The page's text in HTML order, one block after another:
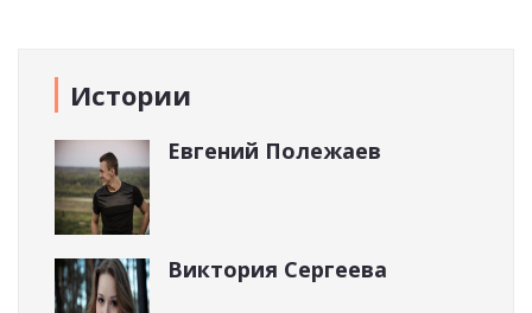
Истории
Евгений Полежаев
Виктория Сергеева